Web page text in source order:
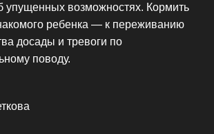
упущенных возможностях. Кормить
ребенка — к переживанию
досады и тревоги по
поводу.